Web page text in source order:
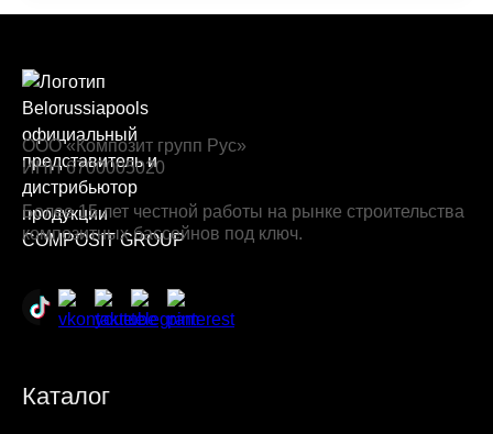
ООО «Композит групп Рус»
ИНН 6700005020
Более 15 лет честной работы на рынке строительства
композитных бассейнов под ключ.
Каталог